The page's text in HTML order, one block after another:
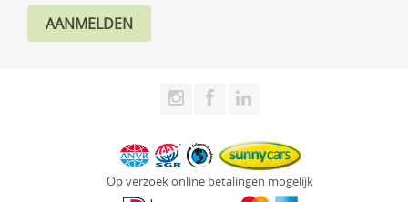
Op verzoek online betalingen mogelijk